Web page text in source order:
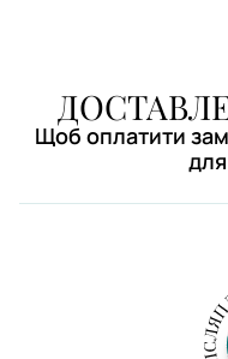
Щоб оплатити